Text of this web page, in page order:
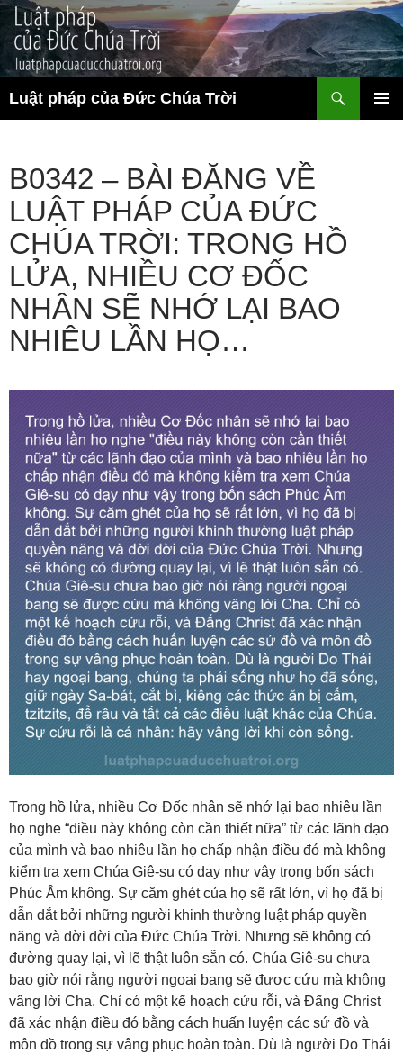
Chuyển
đến
nội
dung
Luật pháp của Đức Chúa Trời
kiếm
B0342 – BÀI ĐĂNG VỀ
LUẬT PHÁP CỦA ĐỨC
CHÚA TRỜI: TRONG HỒ
LỬA, NHIỀU CƠ ĐỐC
NHÂN SẼ NHỚ LẠI BAO
NHIÊU LẦN HỌ…
Trong hồ lửa, nhiều Cơ Đốc nhân sẽ nhớ lại bao nhiêu lần
họ nghe “điều này không còn cần thiết nữa” từ các lãnh đạo
của mình và bao nhiêu lần họ chấp nhận điều đó mà không
kiểm tra xem Chúa Giê-su có dạy như vậy trong bốn sách
Phúc Âm không. Sự căm ghét của họ sẽ rất lớn, vì họ đã bị
dẫn dắt bởi những người khinh thường luật pháp quyền
năng và đời đời của Đức Chúa Trời. Nhưng sẽ không có
đường quay lại, vì lẽ thật luôn sẵn có. Chúa Giê-su chưa
bao giờ nói rằng người ngoại bang sẽ được cứu mà không
vâng lời Cha. Chỉ có một kế hoạch cứu rỗi, và Đấng Christ
đã xác nhận điều đó bằng cách huấn luyện các sứ đồ và
môn đồ trong sự vâng phục hoàn toàn. Dù là người Do Thái